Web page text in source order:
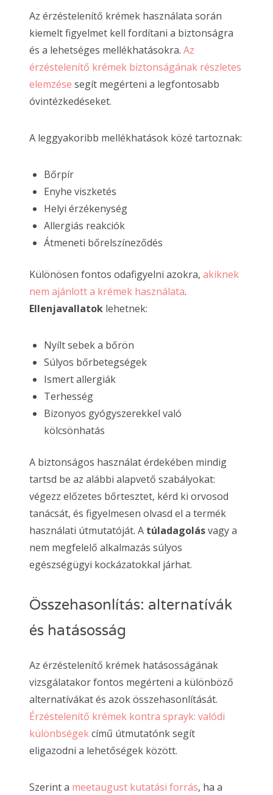
Az érzéstelenítő krémek használata során
kiemelt figyelmet kell fordítani a biztonságra
és a lehetséges mellékhatásokra. Az
érzéstelenítő krémek biztonságának részletes
elemzése segít megérteni a legfontosabb
óvintézkedéseket.
A leggyakoribb mellékhatások közé tartoznak:
Bőrpír
Enyhe viszketés
Helyi érzékenység
Allergiás reakciók
Átmeneti bőrelszíneződés
Különösen fontos odafigyelni azokra, akiknek
nem ajánlott a krémek használata.
Ellenjavallatok lehetnek:
Nyílt sebek a bőrön
Súlyos bőrbetegségek
Ismert allergiák
Terhesség
Bizonyos gyógyszerekkel való
kölcsönhatás
A biztonságos használat érdekében mindig
tartsd be az alábbi alapvető szabályokat:
végezz előzetes bőrtesztet, kérd ki orvosod
tanácsát, és figyelmesen olvasd el a termék
használati útmutatóját. A túladagolásvagy a
nem megfelelő alkalmazás súlyos
egészségügyi kockázatokkal járhat.
Összehasonlítás: alternatívák
és hatásosság
Az érzéstelenítő krémek hatásosságának
vizsgálatakor fontos megérteni a különböző
alternatívákat és azok összehasonlítását.
Érzéstelenítő krémek kontra sprayk: valódi
különbségekcímű útmutatónk segít
eligazodni a lehetőségek között.
Szerint a meetaugust kutatási forrás, ha a